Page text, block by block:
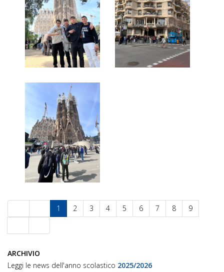
1 2 3 4 5 6 7 8 9
ARCHIVIO
Leggi le news dell'anno scolastico 2025/2026